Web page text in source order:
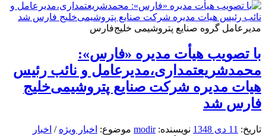
مدیرعامل گروه صنایع پتروشیمی خلیج‌فارس
با تصویب هیأت مدیره «فارس»:
محمدشریعتمداری،مدیرعامل و نائب رئیس
هیات مدیره شرکت صنایع پتروشیمی‌خلیج
فارس شد
تاریخ: 11 دی 1348 نویسنده:modir موضوع: اخبار ویژه / اخبار